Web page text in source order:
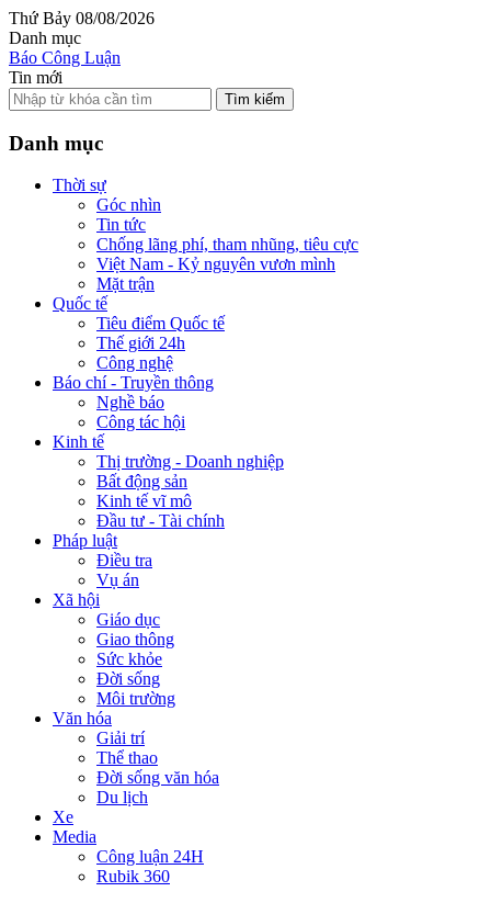
Thứ Bảy 08/08/2026
Danh mục
Báo Công Luận
Tin mới
Tìm kiếm
Danh mục
Thời sự
Góc nhìn
Tin tức
Chống lãng phí, tham nhũng, tiêu cực
Việt Nam - Kỷ nguyên vươn mình
Mặt trận
Quốc tế
Tiêu điểm Quốc tế
Thế giới 24h
Công nghệ
Báo chí - Truyền thông
Nghề báo
Công tác hội
Kinh tế
Thị trường - Doanh nghiệp
Bất động sản
Kinh tế vĩ mô
Đầu tư - Tài chính
Pháp luật
Điều tra
Vụ án
Xã hội
Giáo dục
Giao thông
Sức khỏe
Đời sống
Môi trường
Văn hóa
Giải trí
Thể thao
Đời sống văn hóa
Du lịch
Xe
Media
Công luận 24H
Rubik 360